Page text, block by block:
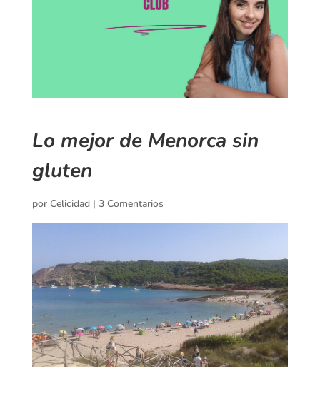
Lo mejor de Menorca sin
gluten
por Celicidad| 3 Comentarios